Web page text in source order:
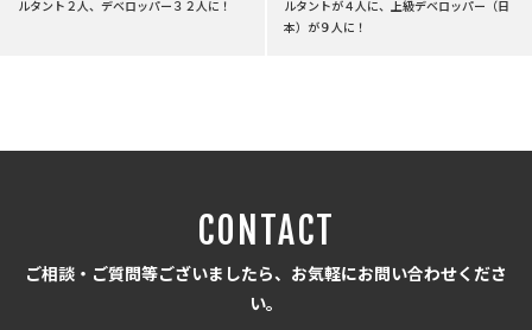
ルタント２人、デベロッパー３２人に！
ルタントが４人に、上級デベロッパー（日
本）が９人に！
CONTACT
ご相談・ご質問等ございましたら、お気軽にお問い合わせくださ
い。